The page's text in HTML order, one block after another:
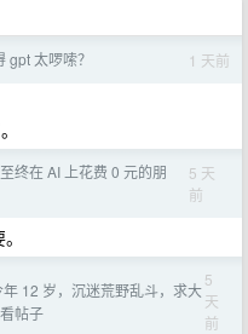
gpt 太啰嗦？ 1 天前
终在 AI 上花费 0 元的朋
5 天
前
12 岁，沉迷荒野乱斗，求大
帖子
5
天
前